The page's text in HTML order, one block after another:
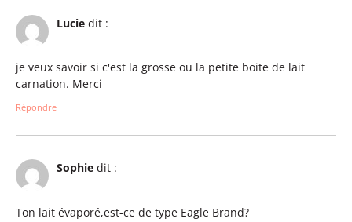
Lucie dit :
je veux savoir si c'est la grosse ou la petite boite de lait
carnation. Merci
Répondre
Sophie dit :
Ton lait évaporé,est-ce de type Eagle Brand?